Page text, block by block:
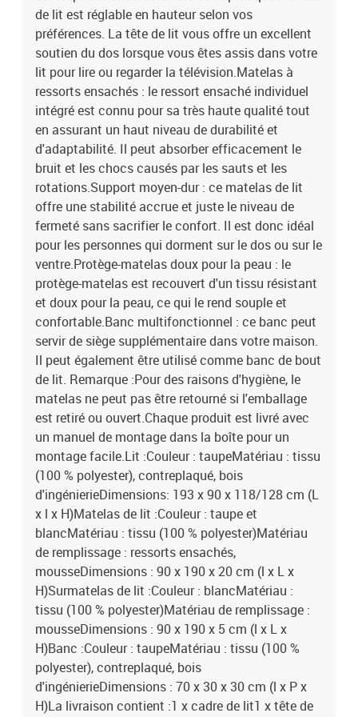
de lit est réglable en hauteur selon vos
préférences. La tête de lit vous offre un excellent
soutien du dos lorsque vous êtes assis dans votre
lit pour lire ou regarder la télévision.Matelas à
ressorts ensachés : le ressort ensaché individuel
intégré est connu pour sa très haute qualité tout
en assurant un haut niveau de durabilité et
d'adaptabilité. Il peut absorber efficacement le
bruit et les chocs causés par les sauts et les
rotations.Support moyen-dur : ce matelas de lit
offre une stabilité accrue et juste le niveau de
fermeté sans sacrifier le confort. Il est donc idéal
pour les personnes qui dorment sur le dos ou sur le
ventre.Protège-matelas doux pour la peau : le
protège-matelas est recouvert d'un tissu résistant
et doux pour la peau, ce qui le rend souple et
confortable.Banc multifonctionnel : ce banc peut
servir de siège supplémentaire dans votre maison.
Il peut également être utilisé comme banc de bout
de lit. Remarque :Pour des raisons d'hygiène, le
matelas ne peut pas être retourné si l'emballage
est retiré ou ouvert.Chaque produit est livré avec
un manuel de montage dans la boîte pour un
montage facile.Lit :Couleur : taupeMatériau : tissu
(100 % polyester), contreplaqué, bois
d'ingénierieDimensions: 193 x 90 x 118/128 cm (L
x l x H)Matelas de lit :Couleur : taupe et
blancMatériau : tissu (100 % polyester)Matériau
de remplissage : ressorts ensachés,
mousseDimensions : 90 x 190 x 20 cm (l x L x
H)Surmatelas de lit :Couleur : blancMatériau :
tissu (100 % polyester)Matériau de remplissage :
mousseDimensions : 90 x 190 x 5 cm (l x L x
H)Banc :Couleur : taupeMatériau : tissu (100 %
polyester), contreplaqué, bois
d'ingénierieDimensions : 70 x 30 x 30 cm (l x P x
H)La livraison contient :1 x cadre de lit1 x tête de